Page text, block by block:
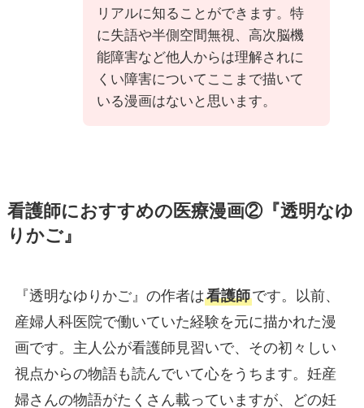
リアルに知ることができます。特
に失語や半側空間無視、高次脳機
能障害など他人からは理解されに
くい障害についてここまで描いて
いる漫画はないと思います。
看護師におすすめの医療漫画②『透明なゆ
りかご』
『透明なゆりかご』の作者は看護師です。以前、
産婦人科医院で働いていた経験を元に描かれた漫
画です。主人公が看護師見習いで、その初々しい
視点からの物語も読んでいて心をうちます。妊産
婦さんの物語がたくさん載っていますが、どの妊